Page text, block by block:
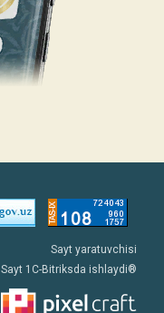
Sayt yaratuvchisi
Sayt 1C-Bitriksda ishlaydi®